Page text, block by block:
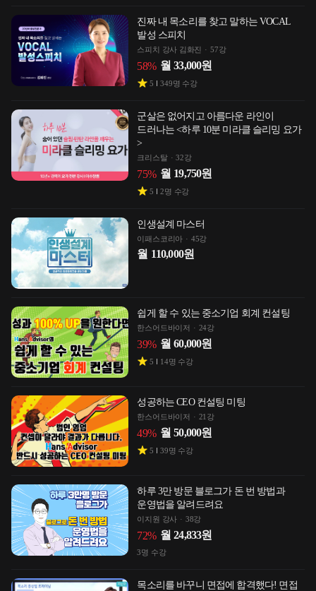
진짜 내 목소리를 찾고 말하는 VOCAL
발성 스피치
스피치 강사 김화진 57강
58% 월 33,000원
5 349명 수강
군살은 없어지고 아름다운 라인이
드러나는 <하루 10분 미라클 슬리밍 요가
>
크리스탈 32강
75% 월 19,750원
5 2명 수강
인생설계 마스터
이패스코리아 45강
월 110,000원
쉽게 할 수 있는 중소기업 회계 컨설팅
한스어드바이저 24강
39% 월 60,000원
5 14명 수강
성공하는 CEO 컨설팅 미팅
한스어드바이저 21강
49% 월 50,000원
5 39명 수강
하루 3만 방문 블로그가 돈 번 방법과
운영법을 알려드려요
이지원 강사 38강
72% 월 24,833원
3명 수강
목소리를 바꾸니 면접에 합격했다! 면접